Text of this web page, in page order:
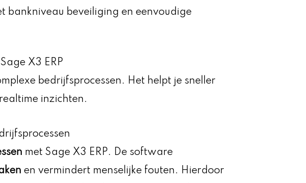
bankniveau beveiliging en eenvoudige
X3 ERP
bedrijfsprocessen. Het helpt je sneller
inzichten.
met Sage X3 ERP. De software
en vermindert menselijke fouten. Hierdoor